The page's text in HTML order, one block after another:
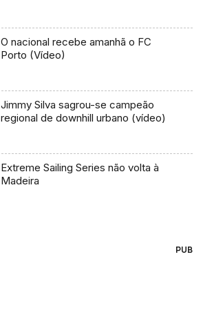
O nacional recebe amanhã o FC
Porto (Vídeo)
Jimmy Silva sagrou-se campeão
regional de downhill urbano (vídeo)
Extreme Sailing Series não volta à
Madeira
PUB